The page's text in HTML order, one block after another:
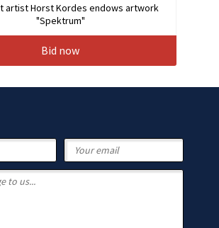
artist Horst Kordes endows artwork
"Spektrum"
Bid now